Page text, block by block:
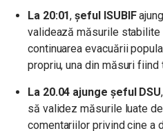
La 20:01,șeful ISUBIF
validează măsurile stabilite
continuarea evacuării
propriu, una din măsuri
La 20.04 ajunge șeful DSU
să validez măsurile luate
comentariilor privind cine a